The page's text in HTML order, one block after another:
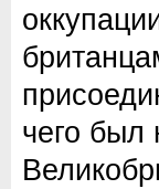
чего был